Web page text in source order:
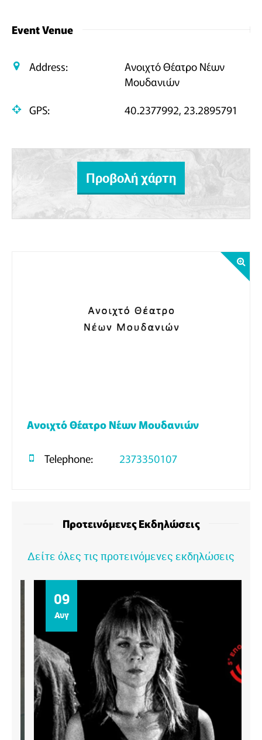
Event Venue
Address:
Ανοιχτό Θέατρο Νέων
Μουδανιών
GPS:
40.2377992, 23.2895791
Προβολή χάρτη
Ανοιχτό Θέατρο Νέων Μουδανιών
Telephone: 2373350107
Προτεινόμενες Εκδηλώσεις
Δείτε όλες τις προτεινόμενες εκδηλώσεις
09
Αυγ